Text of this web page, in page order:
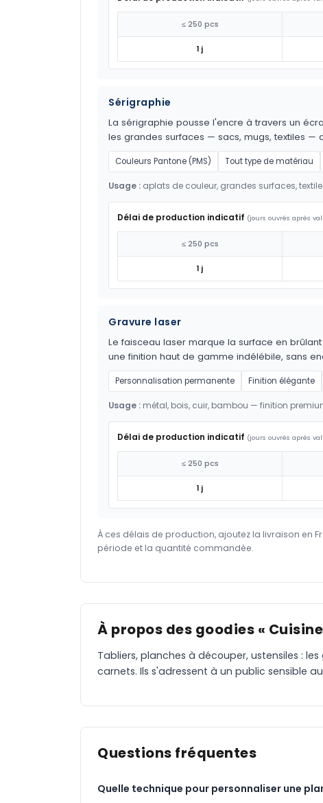
≤ 250 pcs
1 j
Sérigraphie
La sérigraphie pousse l'encre à travers un
les grandes surfaces — sacs, mugs, textiles —
Couleurs Pantone (PMS) Tout type de matériau
Usage : aplats de couleur, grandes surfaces,
Délai de production indicatif (jours ouvrés après
≤ 250 pcs
1 j
Gravure laser
Le faisceau laser marque la surface en
une finition haut de gamme indélébile, sans
Personnalisation permanente Finition élégante
Usage : métal, bois, cuir, bambou — finition
Délai de production indicatif (jours ouvrés après
≤ 250 pcs
1 j
À ces délais de production, ajoutez la livraison en
période et la quantité commandée.
À propos des goodies «
Tabliers, planches à découper, ustensiles :
carnets. Ils s'adressent à un public sensible
Questions fréquentes
Quelle technique pour personnaliser une